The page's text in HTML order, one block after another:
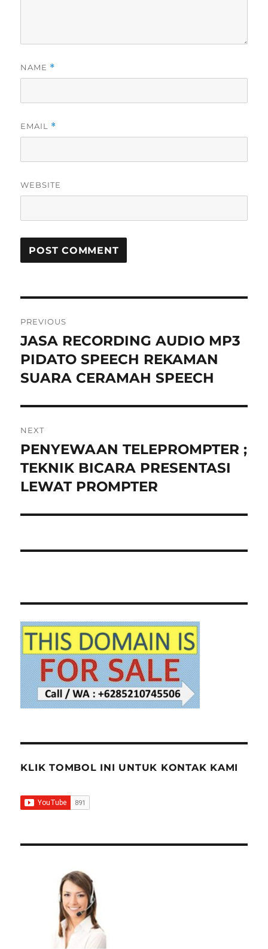
NAME *
EMAIL *
WEBSITE
navigation
PREVIOUS
Previous
post:
JASA RECORDING AUDIO MP3
PIDATO SPEECH REKAMAN
SUARA CERAMAH SPEECH
NEXT
Next
post:
PENYEWAAN TELEPROMPTER ;
TEKNIK BICARA PRESENTASI
LEWAT PROMPTER
KLIK TOMBOL INI UNTUK KONTAK KAMI